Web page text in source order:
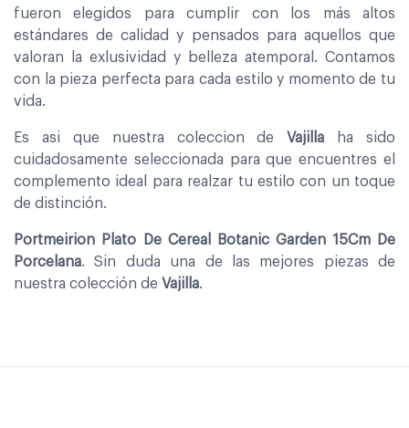
fueron elegidos para cumplir con los más altos
estándares de calidad y pensados para aquellos que
valoran la exlusividad y belleza atemporal. Contamos
con la pieza perfecta para cada estilo y momento de tu
vida.
Es asi que nuestra coleccion deVajilla ha sido
cuidadosamente seleccionada para que encuentres el
complemento ideal para realzar tu estilo con un toque
de distinción.
Portmeirion Plato De Cereal Botanic Garden 15Cm De
Porcelana. Sin duda una de las mejores piezas de
nuestra colección de Vajilla.